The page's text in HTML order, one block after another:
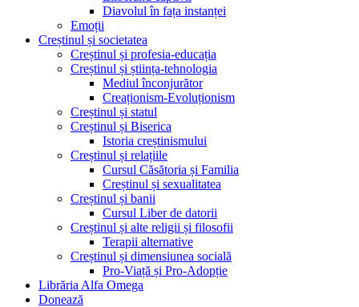
Diavolul în fața instanței
Emoții
Creștinul și societatea
Creștinul și profesia-educația
Creștinul și știința-tehnologia
Mediul înconjurător
Creaționism-Evoluționism
Creștinul și statul
Creștinul și Biserica
Istoria creștinismului
Creștinul și relațiile
Cursul Căsătoria și Familia
Creștinul și sexualitatea
Creștinul și banii
Cursul Liber de datorii
Creștinul și alte religii și filosofii
Terapii alternative
Creștinul și dimensiunea socială
Pro-Viață și Pro-Adopție
Librăria Alfa Omega
Donează